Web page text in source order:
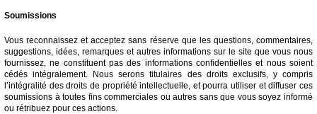
Soumissions
Vous reconnaissez et acceptez sans réserve que les questions, commentaires,
suggestions, idées, remarques et autres informations sur le site que vous nous
fournissez, ne constituent pas des informations confidentielles et nous soient
cédés intégralement. Nous serons titulaires des droits exclusifs, y compris
l’intégralité des droits de propriété intellectuelle, et pourra utiliser et diffuser ces
soumissions à toutes fins commerciales ou autres sans que vous soyez informé
ou rétribuez pour ces actions.